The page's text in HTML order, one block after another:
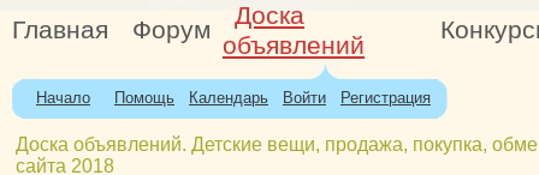
Главная Форум
Доска
объявлений
Начало Помощь Календарь Войти Регистрация
Доска объявлений. Детские вещи, продажа, покупка,
сайта 2018